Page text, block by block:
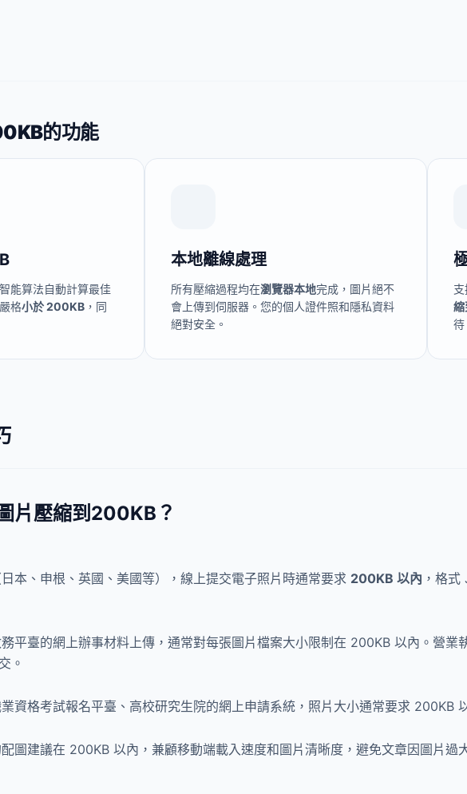
的功能
能算法自動計算最佳
格小於 200KB ，同
本地離線處理
所有壓縮過程均在瀏覽器本地完成，圖片絕不
會上傳到伺服器。您的個人證件照和隱私資料
絕對安全。
待
片壓縮到200KB？
本、申根、英國、美國等），線上提交電子照片時通常要求 200KB 以內 ，格
平臺的網上辦事材料上傳，通常對每張圖片檔案大小限制在 200KB 以內。營業
。
資格考試報名平臺、高校研究生院的網上申請系統，照片大小通常要求 200KB
圖建議在 200KB 以內，兼顧移動端載入速度和圖片清晰度，避免文章因圖片過